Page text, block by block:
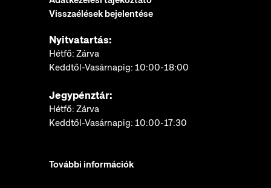
Visszaélések bejelentése
Nyitvatartás:
Hétfő: Zárva
Keddtől-Vasárnapig: 10:00-18:00
Jegypénztár:
Hétfő: Zárva
Keddtől-Vasárnapig: 10:00-17:30
További információk